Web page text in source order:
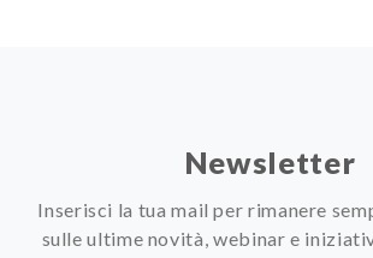
Newsletter
Inserisci la tua mail per rimanere
sulle ultime novità, webinar e